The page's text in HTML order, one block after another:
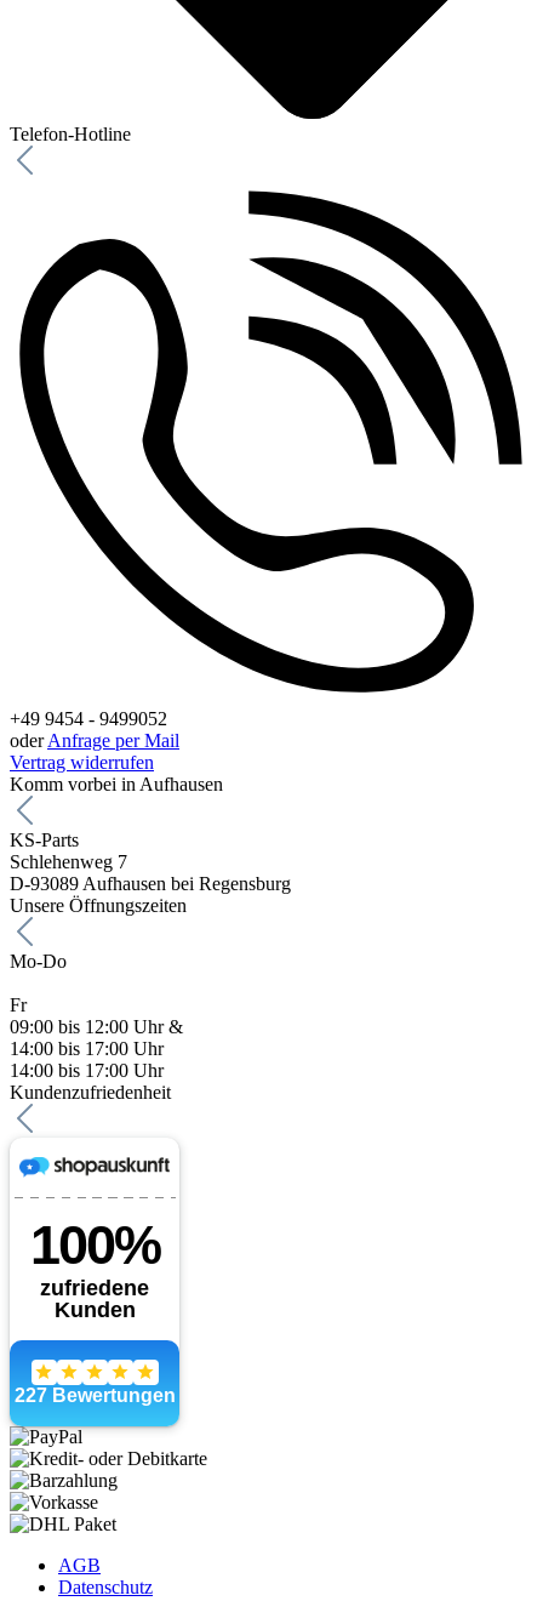
Telefon-Hotline
+49 9454 - 9499052
oderAnfrage per Mail
Vertrag widerrufen
Komm vorbei in Aufhausen
KS-Parts
Schlehenweg 7
D-93089 Aufhausen bei Regensburg
Unsere Öffnungszeiten
Mo-Do
Fr
09:00 bis 12:00 Uhr &
14:00 bis 17:00 Uhr
14:00 bis 17:00 Uhr
Kundenzufriedenheit
AGB
Datenschutz